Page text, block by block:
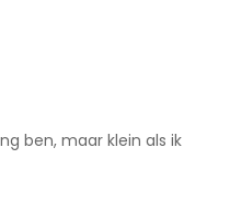
ben, maar klein als ik